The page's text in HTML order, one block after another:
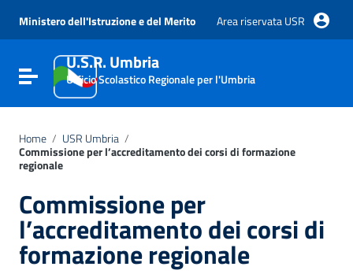
Vai al menu di navigazione
Vai al footer
Ministero dell'Istruzione e del Merito Area riservata USR
Attiva / disattiva la navigazione
U.S.R. Umbria
Ufficio Scolastico Regionale per l'Umbria
Home / USR Umbria /
Commissione per l’accreditamento dei corsi di formazione
regionale
Commissione per
l’accreditamento dei corsi di
formazione regionale